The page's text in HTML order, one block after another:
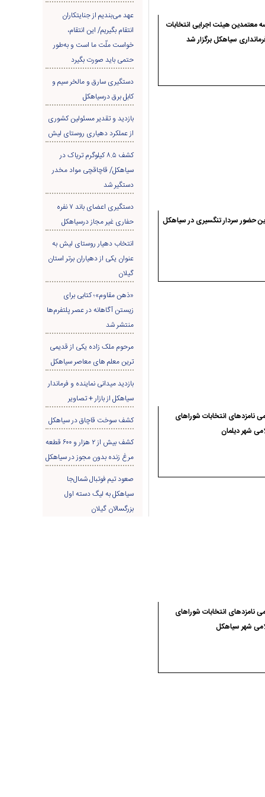
معتمدین هیئت اجرایی انتخابات
سیاهکل برگزار شد
حضور سردار تنگسیری در سیاهکل
نامزدهای انتخابات شوراهای
شهر دیلمان
نامزدهای انتخابات شوراهای
شهر سیاهکل
عهد می‌بندیم از جنایتکاران
انتقام بگیریم/ این انتقام،
خواست ملّت ما است و به‌طور
حتمی باید صورت بگیرد
دستگیری سارق و مالخر سیم و
کابل برق درسیاهکل
بازدید و تقدیر مسئولین کشوری
از عملکرد دهیاری روستای لیش
کشف ۸.۵ کیلوگرم تریاک در
سیاهکل/ قاچاقچی مواد مخدر
دستگیر شد
دستگیری اعضای باند ۷ نفره
حفاری غير مجاز درسیاهکل
انتخاب دهیار روستای لیش به
عنوان یکی از دهیاران برتر استان
گیلان
«ذهن مقاوم»؛ کتابی برای
زیستن آگاهانه در عصر پلتفرم‌ها
منتشر شد
مرحوم ملک زاده یکی از قدیمی
ترین معلم های معاصر سیاهکل
بازدید میدانی نماینده و فرماندار
سیاهکل از بازار + تصاویر
کشف سوخت قاچاق در سياهکل
کشف بیش از ۲ هزار و ۶۰۰ قطعه
مرغ زنده بدون مجوز در سیاهکل
صعود تیم فوتبال شمال‌جا‌
سیاهکل به لیگ دسته اول
بزرگسالان گیلان